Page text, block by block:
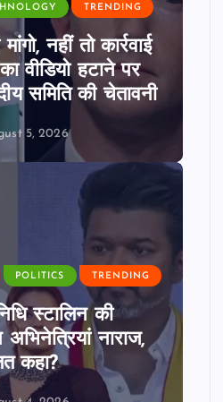
TRENDING
नहीं तो कार्रवाई
का वीडियो हटाने पर
समिति की चेतावनी
5, 2026
POLITICS TRENDING
स्टालिन की
नाराज,
कहा?